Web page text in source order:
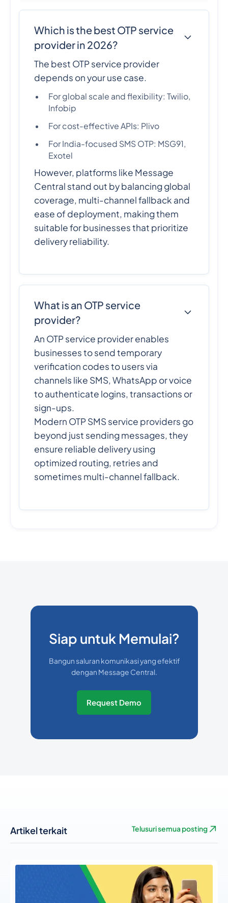
Which is the best OTP service
provider in 2026?
The best OTP service provider
depends on your use case.
For global scale and flexibility: Twilio,
Infobip
For cost-effective APIs: Plivo
For India-focused SMS OTP: MSG91,
Exotel
However, platforms like Message
Central stand out by balancing global
coverage, multi-channel fallback and
ease of deployment, making them
suitable for businesses that prioritize
delivery reliability.
What is an OTP service
provider?
An OTP service provider enables
businesses to send temporary
verification codes to users via
channels like SMS, WhatsApp or voice
to authenticate logins, transactions or
sign-ups.
Modern OTP SMS service providers go
beyond just sending messages, they
ensure reliable delivery using
optimized routing, retries and
sometimes multi-channel fallback.
Siap untuk Memulai?
Bangun saluran komunikasi yang efektif
dengan Message Central.
Request Demo
Artikel terkait Telusuri semua posting